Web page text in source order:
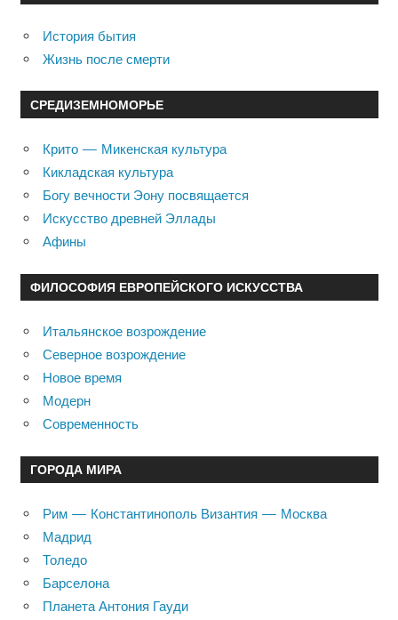
История бытия
Жизнь после смерти
СРЕДИЗЕМНОМОРЬЕ
Крито — Микенская культура
Кикладская культура
Богу вечности Эону посвящается
Искусство древней Эллады
Афины
ФИЛОСОФИЯ ЕВРОПЕЙСКОГО ИСКУССТВА
Итальянское возрождение
Северное возрождение
Новое время
Модерн
Современность
ГОРОДА МИРА
Рим — Константинополь Византия — Москва
Мадрид
Толедо
Барселона
Планета Антония Гауди